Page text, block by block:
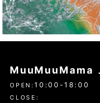
MuuMuuMama
OPEN: 10:00-18:00
CLOSE: